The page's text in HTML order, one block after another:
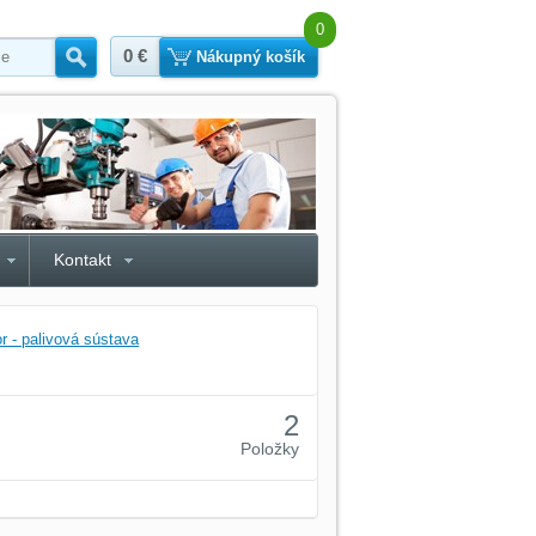
Hľadať
0 €
0
Nákupný košík
Kontakt
- palivová sústava
2
Položky